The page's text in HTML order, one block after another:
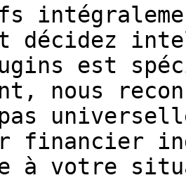
est
nous
financier
à votre